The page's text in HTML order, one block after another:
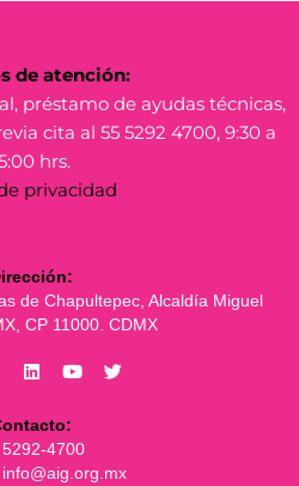
de atención:
préstamo de ayudas técnicas,
cita al 55 5292 4700, 9:30 a
hrs.
privacidad
de Chapultepec, Alcaldía Miguel
CP 11000. CDMX
4700
info@aig.org.mx